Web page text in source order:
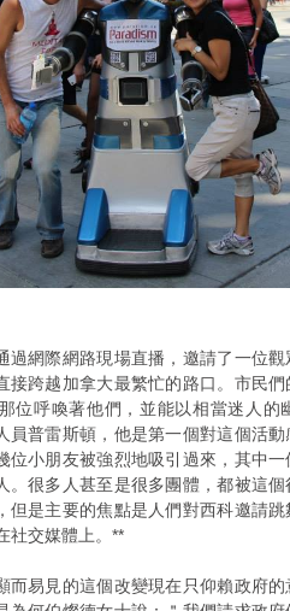
過網際網路現場直播，邀請了一位
接跨越加拿大最繁忙的路口。市民
位呼喚著他們，並能以相當迷人的
員普雷斯頓，他是第一個對這個活
位小朋友被強烈地吸引過來，其中
。很多人甚至是很多團體，都被這
但是主要的焦點是人們對西科邀請
社交媒體上。**
而易見的這個改變現在只仰賴政府